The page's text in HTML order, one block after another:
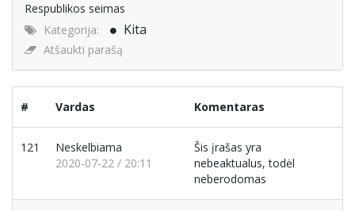
Respublikos seimas
Kategorija:
Kita
Atšaukti parašą
# Vardas Komentaras
121
Neskelbiama
2020-07-22 / 20:11
Šis įrašas yra
nebeaktualus, todėl
neberodomas